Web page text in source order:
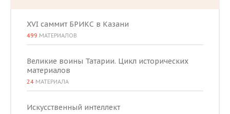
XVI саммит БРИКС в Казани
499 МАТЕРИАЛОВ
Великие воины Татарии. Цикл исторических
материалов
24 МАТЕРИАЛА
Искусственный интеллект